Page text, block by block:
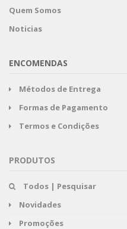
Quem Somos
Noticias
ENCOMENDAS
Métodos de Entrega
Formas de Pagamento
Termos e Condições
PRODUTOS
Todos | Pesquisar
Novidades
Promoções